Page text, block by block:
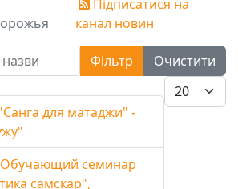
Підписатися на
канал новин
Фільтр
Очистити
Показувати
для матаджи" -
Обучающий семинар
самскар",